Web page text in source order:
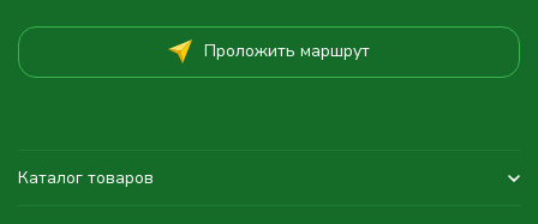
Проложить маршрут
Каталог товаров